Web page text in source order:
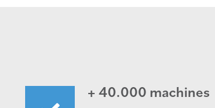
+ 40.000 machines